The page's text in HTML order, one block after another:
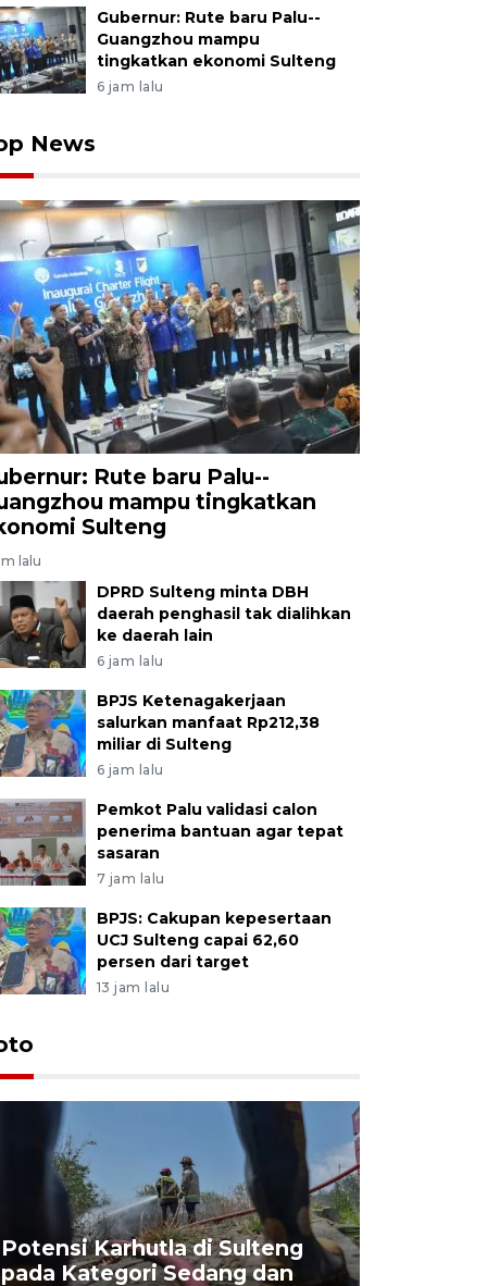
Gubernur: Rute baru Palu--
Guangzhou mampu
tingkatkan ekonomi Sulteng
6 jam lalu
News
Rute baru Palu--
mampu tingkatkan
Sulteng
lalu
DPRD Sulteng minta DBH
daerah penghasil tak dialihkan
ke daerah lain
6 jam lalu
BPJS Ketenagakerjaan
salurkan manfaat Rp212,38
miliar di Sulteng
6 jam lalu
Pemkot Palu validasi calon
penerima bantuan agar tepat
sasaran
7 jam lalu
BPJS: Cakupan kepesertaan
UCJ Sulteng capai 62,60
persen dari target
13 jam lalu
Potensi Karhutla di Sulteng
pada Kategori Sedang dan